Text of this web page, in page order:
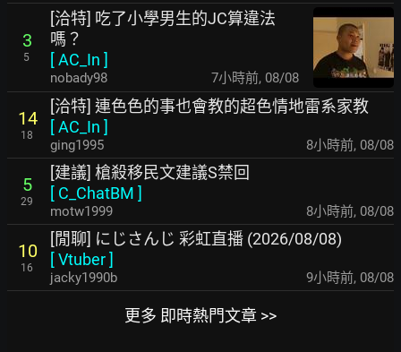
3
5
[洽特] 吃了小學男生的JC算違法
嗎？
[AC_In ]
nobady98 7小時前, 08/08
14
18
[洽特] 連色色的事也會教的超色情地雷系家教
[AC_In ]
ging1995 8小時前, 08/08
5
29
[建議] 槍殺移民文建議S禁回
[ C_ChatBM ]
motw1999 8小時前, 08/08
10
16
[閒聊] にじさんじ 彩虹直播 (2026/08/08)
[Vtuber]
jacky1990b 9小時前, 08/08
更多 即時熱門文章 >>